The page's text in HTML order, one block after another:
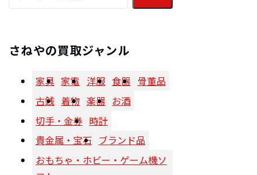
さねやの買取ジャンル
家具 家電 洋服 食器 骨董品
古銭 着物 楽器 お酒
切手・金券 時計
貴金属・宝石 ブランド品
おもちゃ・ホビー・ゲーム機ソ